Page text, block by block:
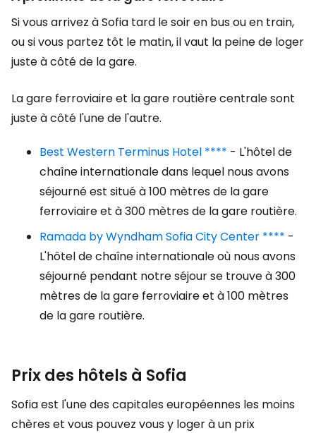
Si vous arrivez à Sofia tard le soir en bus ou en train,
ou si vous partez tôt le matin, il vaut la peine de loger
juste à côté de la gare.
La gare ferroviaire et la gare routière centrale sont
juste à côté l'une de l'autre.
Best Western Terminus Hotel **** - L'hôtel de
chaîne internationale dans lequel nous avons
séjourné est situé à 100 mètres de la gare
ferroviaire et à 300 mètres de la gare routière.
Ramada by Wyndham Sofia City Center **** -
L'hôtel de chaîne internationale où nous avons
séjourné pendant notre séjour se trouve à 300
mètres de la gare ferroviaire et à 100 mètres
de la gare routière.
Prix des hôtels à Sofia
Sofia est l'une des capitales européennes les moins
chères et vous pouvez vous y loger à un prix